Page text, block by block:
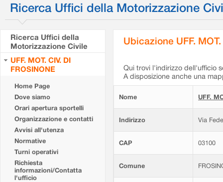
Ricerca Uffici della Motorizzazione
Ricerca Uffici della
Motorizzazione Civile
UFF. MOT. CIV. DI
FROSINONE
Home Page
Dove siamo
Orari apertura sportelli
Organizzazione e contatti
Avvisi all'utenza
Normative
Turni operativi
Richiesta
informazioni/Contatta
l'ufficio
Ubicazione UFF.
Qui trovi l'indirizzo dell'ufficio
A disposizione anche una
Nome UFF.
Indirizzo Via
CAP 03100
Comune